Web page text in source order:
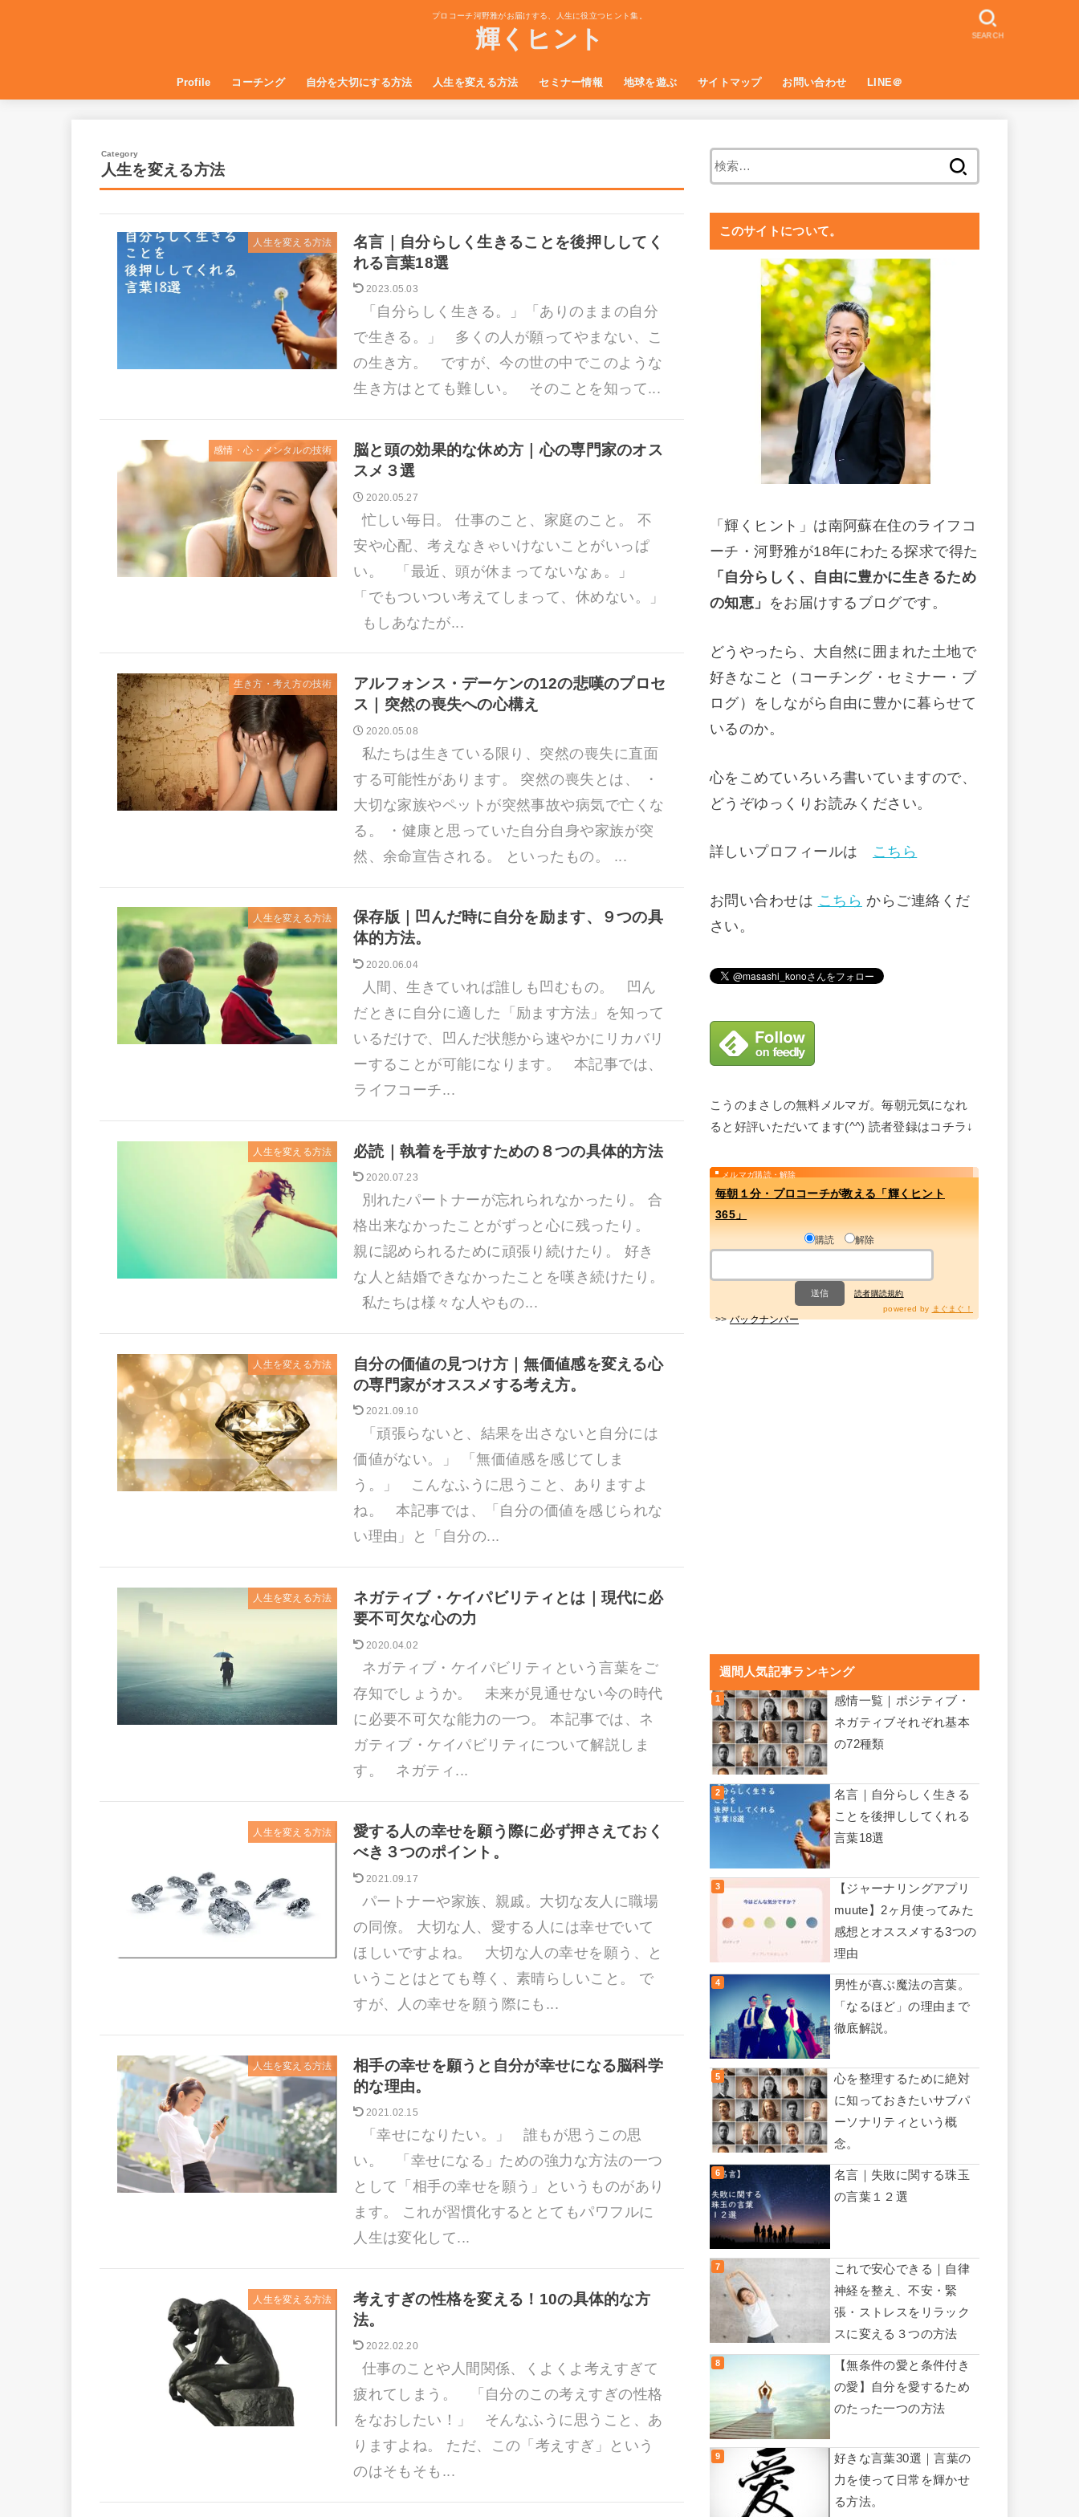
プロコーチ河野雅がお届けする、人生に役立つヒント集。
輝くヒント
Profile コーチング 自分を大切にする方法 人生を変える方法 セミナー情報 地球を遊ぶ サイトマップ お問い合わせ LINE＠
SEARCH
人生を変える方法
人生を変える方法
名言｜自分らしく生きることを後押ししてく
れる言葉18選
2023.05.03
「自分らしく生きる。」「ありのままの自分
で生きる。」 多くの人が願ってやまない、こ
の生き方。 ですが、今の世の中でこのような
生き方はとても難しい。 そのことを知って...
感情・心・メンタルの技術
脳と頭の効果的な休め方｜心の専門家のオス
スメ３選
2020.05.27
忙しい毎日。 仕事のこと、家庭のこと。 不
安や心配、考えなきゃいけないことがいっぱ
い。 「最近、頭が休まってないなぁ。」
「でもついつい考えてしまって、休めない。」
もしあなたが...
生き方・考え方の技術
アルフォンス・デーケンの12の悲嘆のプロセ
ス｜突然の喪失への心構え
2020.05.08
私たちは生きている限り、突然の喪失に直面
する可能性があります。 突然の喪失とは、 ・
大切な家族やペットが突然事故や病気で亡くな
る。 ・健康と思っていた自分自身や家族が突
然、余命宣告される。 といったもの。 ...
人生を変える方法
保存版｜凹んだ時に自分を励ます、９つの具
体的方法。
2020.06.04
人間、生きていれば誰しも凹むもの。 凹ん
だときに自分に適した「励ます方法」を知って
いるだけで、凹んだ状態から速やかにリカバリ
ーすることが可能になります。 本記事では、
ライフコーチ...
人生を変える方法 必読｜執着を手放すための８つの具体的方法
2020.07.23
別れたパートナーが忘れられなかったり。 合
格出来なかったことがずっと心に残ったり。
親に認められるために頑張り続けたり。 好き
な人と結婚できなかったことを嘆き続けたり。
私たちは様々な人やもの...
人生を変える方法
自分の価値の見つけ方｜無価値感を変える心
の専門家がオススメする考え方。
2021.09.10
「頑張らないと、結果を出さないと自分には
価値がない。」 「無価値感を感じてしま
う。」 こんなふうに思うこと、ありますよ
ね。 本記事では、「自分の価値を感じられな
い理由」と「自分の...
人生を変える方法
ネガティブ・ケイパビリティとは｜現代に必
要不可欠な心の力
2020.04.02
ネガティブ・ケイパビリティという言葉をご
存知でしょうか。 未来が見通せない今の時代
に必要不可欠な能力の一つ。 本記事では、ネ
ガティブ・ケイパビリティについて解説しま
す。 ネガティ...
人生を変える方法
愛する人の幸せを願う際に必ず押さえておく
べき３つのポイント。
2021.09.17
パートナーや家族、親戚。大切な友人に職場
の同僚。 大切な人、愛する人には幸せでいて
ほしいですよね。 大切な人の幸せを願う、と
いうことはとても尊く、素晴らしいこと。 で
すが、人の幸せを願う際にも...
人生を変える方法
相手の幸せを願うと自分が幸せになる脳科学
的な理由。
2021.02.15
「幸せになりたい。」 誰もが思うこの思
い。 「幸せになる」ための強力な方法の一つ
として「相手の幸せを願う」というものがあり
ます。 これが習慣化するととてもパワフルに
人生は変化して...
人生を変える方法
考えすぎの性格を変える！10の具体的な方
法。
2022.02.20
仕事のことや人間関係、くよくよ考えすぎて
疲れてしまう。 「自分のこの考えすぎの性格
をなおしたい！」 そんなふうに思うこと、あ
りますよね。 ただ、この「考えすぎ」という
のはそもそも...
このサイトについて。
「輝くヒント」は南阿蘇在住のライフコ
ーチ・河野雅が18年にわたる探求で得た
「自分らしく、自由に豊かに生きるため
の知恵」
をお届けするブログです。
どうやったら、大自然に囲まれた土地で
好きなこと（コーチング・セミナー・ブ
ログ）をしながら自由に豊かに暮らせて
いるのか。
心をこめていろいろ書いていますので、
どうぞゆっくりお読みください。
詳しいプロフィールは こちら
お問い合わせは こちら からご連絡くだ
さい。
こうのまさしの無料メルマガ。毎朝元気になれ
ると好評いただいてます(^^) 読者登録はコチラ↓
メルマガ購読・解除
毎朝１分・プロコーチが教える「輝くヒント
365」
購読 解除
読者購読規約
>>バックナンバー
powered by まぐまぐ！
週間人気記事ランキング
感情一覧｜ポジティブ・
ネガティブそれぞれ基本
の72種類
名言｜自分らしく生きる
ことを後押ししてくれる
言葉18選
【ジャーナリングアプリ
muute】2ヶ月使ってみた
感想とオススメする3つの
理由
男性が喜ぶ魔法の言葉。
「なるほど」の理由まで
徹底解説。
心を整理するために絶対
に知っておきたいサブパ
ーソナリティという概
念。
名言｜失敗に関する珠玉
の言葉１２選
これで安心できる｜自律
神経を整え、不安・緊
張・ストレスをリラック
スに変える３つの方法
【無条件の愛と条件付き
の愛】自分を愛するため
のたった一つの方法
好きな言葉30選｜言葉の
力を使って日常を輝かせ
る方法。